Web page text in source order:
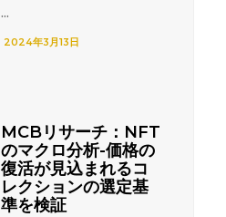
...
2024年3月13日
MCBリサーチ：NFT
のマクロ分析-価格の
復活が見込まれるコ
レクションの選定基
準を検証